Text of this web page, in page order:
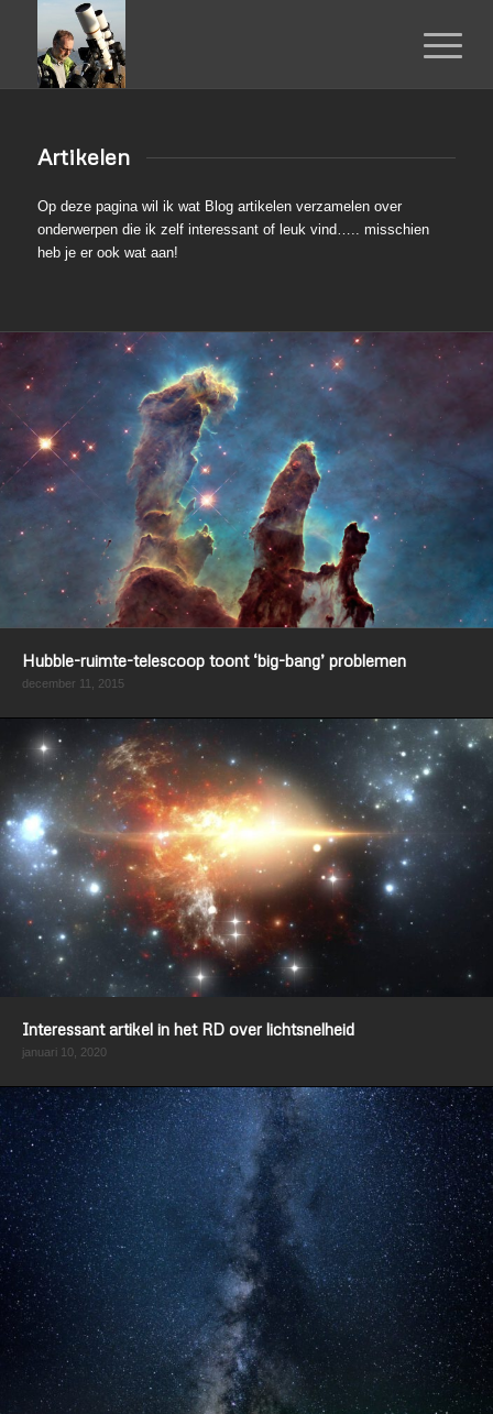
Artikelen
Op deze pagina wil ik wat Blog artikelen verzamelen over
onderwerpen die ik zelf interessant of leuk vind….. misschien
heb je er ook wat aan!
Hubble-ruimte-telescoop toont ‘big-bang’ problemen
december 11, 2015
Interessant artikel in het RD over lichtsnelheid
januari 10, 2020